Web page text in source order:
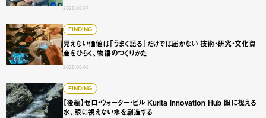
2026.08.07
FINDING
見えない価値は「うまく語る」だけでは届かない 技術・研究・文化資
産をひらく、物語のつくりかた
2026.08.06
見えない価値は「うまく語る」だけでは届かない 技術・研
FINDING
【後編】ゼロ・ウォーター・ビル Kurita Innovation Hub 眼に視える
水、眼に視えない水を創造する
【後編】ゼロ・ウォーター・ビル Kurita Innovation Hub 眼